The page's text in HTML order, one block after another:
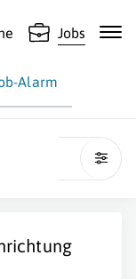
Jobs
Alarm